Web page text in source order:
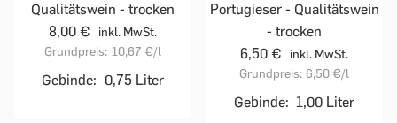
Qualitätswein - trocken
8,00 €
inkl. MwSt.
Grundpreis: 10,67 €/l
Gebinde: 0,75 Liter
Portugieser - Qualitätswein
- trocken
6,50 €
inkl. MwSt.
Grundpreis: 6,50 €/l
Gebinde: 1,00 Liter